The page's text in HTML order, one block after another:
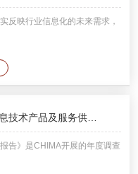
反映行业信息化的未来需求，
技术产品及服务供…
》是CHIMA开展的年度调查